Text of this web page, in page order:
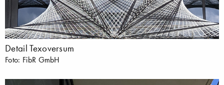
Detail Texoversum
Foto: FibR GmbH